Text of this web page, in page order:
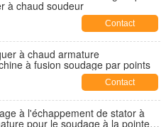
à chaud soudeur
Contact
à chaud armature
à fusion soudage par points
Contact
à l'échappement de stator à
pour le soudage à la pointe